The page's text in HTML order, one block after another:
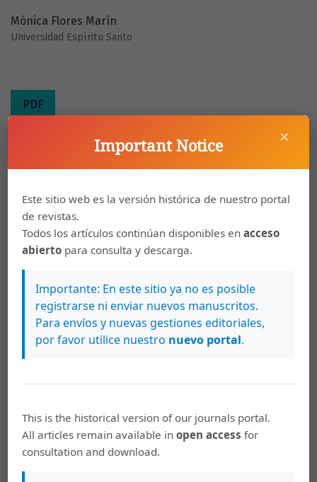
Mónica Flores Marín
Universidad Espíritu Santo
PDF
formación inicial y continua de los profesores de
matemática en nuestro país desde la época republicana
hasta la fecha. Dicha formación en Ecuador no ha
seguido una ruta clara de evolución y conceptualización
gubernamentales y la realidad educativa. Aunque las
evaluaciones de los docentes de instituciones públicas
muestran un grave problema a nivel de dominio de
contenidos, las reformas gubernamentales apuntan a
profesores de Educación General Básica es insuficiente
para sentar una buena estructura conceptual de los
maestros en esta área. Existe un impulso por capacitar
×
Important Notice
Este sitio web es la versión histórica de nuestro portal
de revistas.
Todos los artículos continúan disponibles enacceso
abierto para consulta y descarga.
Importante: En este sitio ya no es posible
registrarse ni enviar nuevos manuscritos.
Para envíos y nuevas gestiones editoriales,
por favor utilice nuestro nuevo portal.
This is the historical version of our journals portal.
All articles remain available inopen access for
consultation and download.